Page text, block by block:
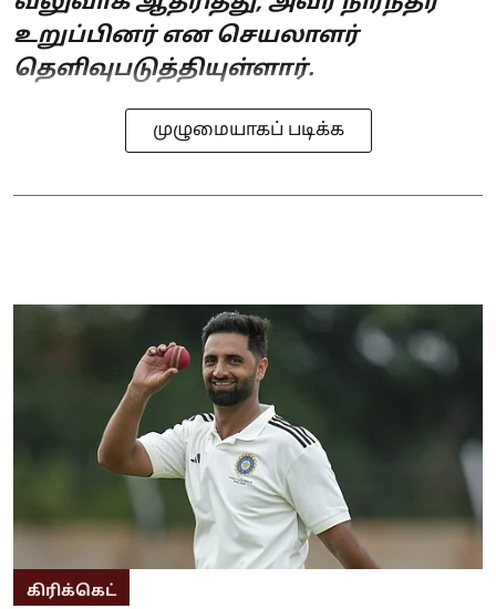
உறுப்பினர் என செயலாளர்
தெளிவுபடுத்தியுள்ளார்.
முழுமையாகப் படிக்க
கிரிக்கெட்